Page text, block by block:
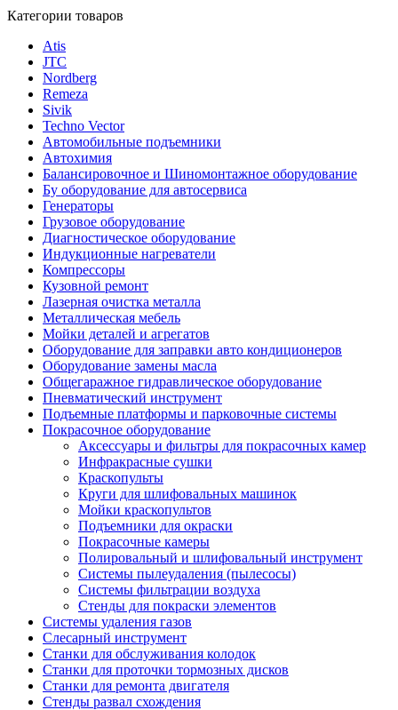
Категории товаров
Atis
JTC
Nordberg
Remeza
Sivik
Techno Vector
Автомобильные подъемники
Автохимия
Балансировочное и Шиномонтажное оборудование
Бу оборудование для автосервиса
Генераторы
Грузовое оборудование
Диагностическое оборудование
Индукционные нагреватели
Компрессоры
Кузовной ремонт
Лазерная очистка металла
Металлическая мебель
Мойки деталей и агрегатов
Оборудование для заправки авто кондиционеров
Оборудование замены масла
Общегаражное гидравлическое оборудование
Пневматический инструмент
Подъемные платформы и парковочные системы
Покрасочное оборудование
Аксессуары и фильтры для покрасочных камер
Инфракрасные сушки
Краскопульты
Круги для шлифовальных машинок
Мойки краскопультов
Подъемники для окраски
Покрасочные камеры
Полировальный и шлифовальный инструмент
Системы пылеудаления (пылесосы)
Системы фильтрации воздуха
Стенды для покраски элементов
Системы удаления газов
Слесарный инструмент
Станки для обслуживания колодок
Станки для проточки тормозных дисков
Станки для ремонта двигателя
Стенды развал схождения